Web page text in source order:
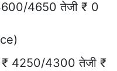
4650 तेजी ₹ 0
₹ 4250/4300 तेजी ₹